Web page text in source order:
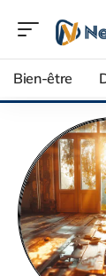
Bien-être